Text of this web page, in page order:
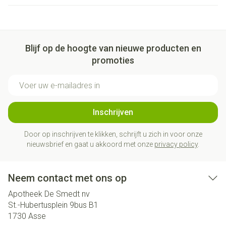
Blijf op de hoogte van nieuwe producten en
promoties
Inschrijven
Door op inschrijven te klikken, schrijft u zich in voor onze
nieuwsbrief en gaat u akkoord met onze privacy policy.
Neem contact met ons op
Apotheek De Smedt nv
St.-Hubertusplein 9bus B1
1730 Asse